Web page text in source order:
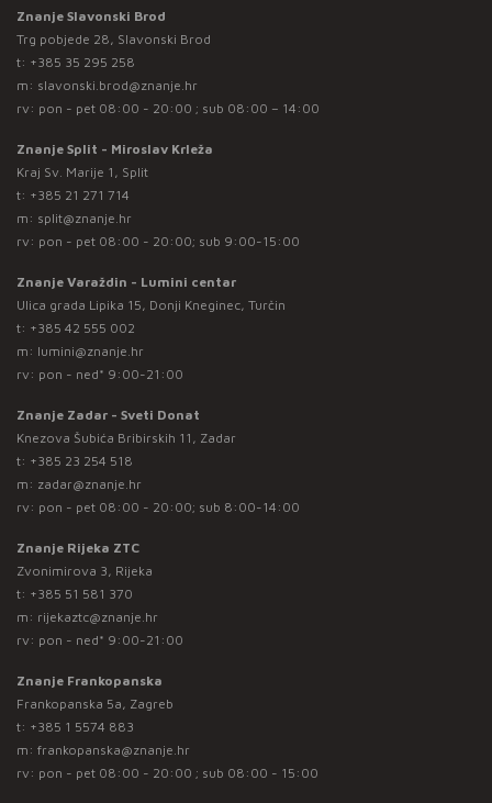
Znanje Slavonski Brod
Trg pobjede 28, Slavonski Brod
t: +385 35 295 258
m: slavonski.brod@znanje.hr
rv: pon - pet 08:00 - 20:00 ; sub 08:00 – 14:00
Znanje Split - Miroslav Krleža
Kraj Sv. Marije 1, Split
t: +385 21 271 714
m: split@znanje.hr
rv: pon - pet 08:00 - 20:00; sub 9:00-15:00
Znanje Varaždin - Lumini centar
Ulica grada Lipika 15, Donji Kneginec, Turčin
t: +385 42 555 002
m: lumini@znanje.hr
rv: pon - ned* 9:00-21:00
Znanje Zadar - Sveti Donat
Knezova Šubića Bribirskih 11, Zadar
t: +385 23 254 518
m: zadar@znanje.hr
rv: pon - pet 08:00 - 20:00; sub 8:00-14:00
Znanje Rijeka ZTC
Zvonimirova 3, Rijeka
t: +385 51 581 370
m: rijekaztc@znanje.hr
rv: pon - ned* 9:00-21:00
Znanje Frankopanska
Frankopanska 5a, Zagreb
t: +385 1 5574 883
m: frankopanska@znanje.hr
rv: pon - pet 08:00 - 20:00 ; sub 08:00 - 15:00